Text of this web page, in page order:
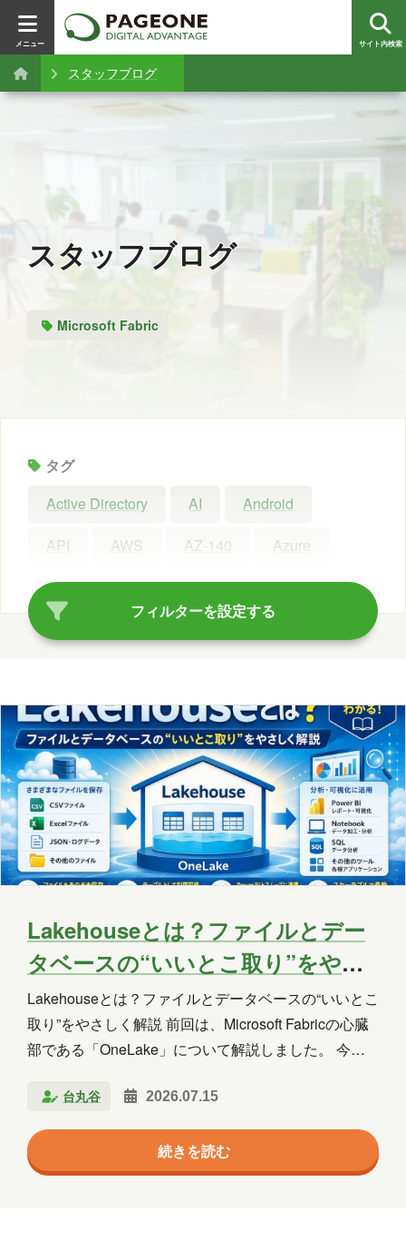
メニュー サイト内検索
スタッフブログ
スタッフブログ
Microsoft Fabric
タグ
Active Directory
AI
Android
API
AWS AZ-140
Azure
Azure AI Search
Azure AI Studio
Azure Synapse Analytics
C#
ChatGPT
Claude Code
Configuration Manager
Copilot
Copilot Studio
Dynamics 365
Exchange
Exchange Online
GPT
GPT-OSS
Intellectra
Intune
iOS
Linux LLM
LM Studio
LT
MCP
Microsoft
Microsoft 365
Microsoft 365 Copilot
Microsoft Access
Microsoft Dataverse
Microsoft Edge
Microsoft Entra ID
Microsoft Fabric
Microsoft Forms
フィルターを設定する
Lakehouseとは？ファイルとデー
タベースの“いいとこ取り”をやさ
しく解説
Lakehouseとは？ファイルとデータベースの“いいとこ
取り”をやさしく解説 前回は、Microsoft Fabricの心臓
部である「OneLake」について解説しました。 今回
Lakehouse（レイクハウス） について紹介します。
Lakehouseは、Microsoft Fabricを学び始めると必ず目
にする重要な機能です。 しかし、 Lakehouseとは何
なのか データレイクと何が違うのか なぜFabricで重要
台丸谷 2026.07.15
続きを読む